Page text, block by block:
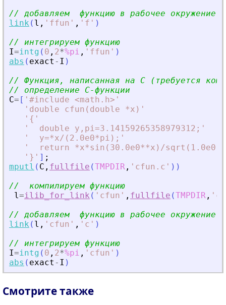
// добавляем  функцию в рабочее окружение
link ( l , ' ffun ' , ' f ' )
// интегрируем функцию
I=intg ( 0 , 2*%pi , ' ffun ' )
abs ( exact - I )
// Функция, написанная на C (требуется
// определение C-функции
C= [ ' #include <math.h> '
' double cfun(double *x) '
' { '
'
  double y,pi=3.14159265358979312;
'
'
  y=*x/(2.0e0*pi);
'
'
return *x*sin(30.0e0**x)/sqrt(1.0e0-
' } ' ] ;
mputl ( C , fullfile (TMPDIR , ' cfun.c ' ) )
//  компилируем функцию
l=ilib_for_link ( ' cfun ' , fullfile (TMPDIR , '
// добавляем  функцию в рабочее окружение
link ( l , ' cfun ' , ' c ' )
// интегрируем функцию
I=intg ( 0 , 2*%pi , ' cfun ' )
abs ( exact - I )
Смотрите также